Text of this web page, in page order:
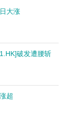
大涨
破发遭腰斩
超